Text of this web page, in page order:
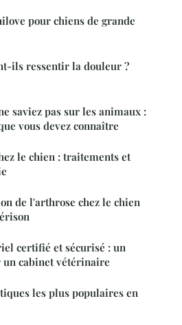
pour chiens de grande
ils ressentir la douleur ?
saviez pas sur les animaux :
vous devez connaître
le chien : traitements et
de l'arthrose chez le chien
certifié et sécurisé : un
cabinet vétérinaire
les plus populaires en